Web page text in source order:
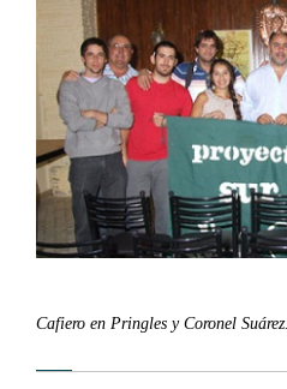
Cafiero en Pringles y Coronel Suárez.